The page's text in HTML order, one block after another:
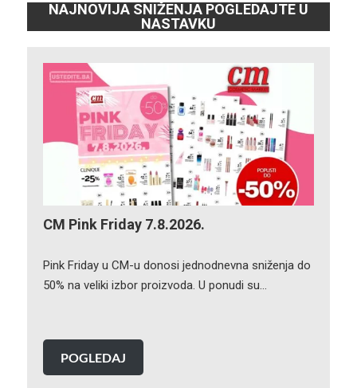
NAJNOVIJA SNIŽENJA POGLEDAJTE U
NASTAVKU
CM Pink Friday 7.8.2026.
Pink Friday u CM-u donosi jednodnevna sniženja do
50% na veliki izbor proizvoda. U ponudi su…
POGLEDAJ